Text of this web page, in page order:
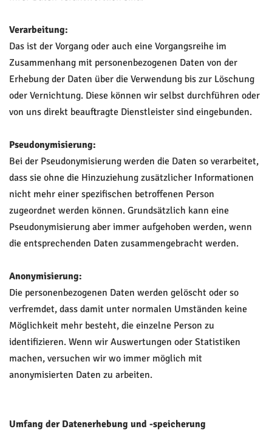
Verarbeitung:
Das ist der Vorgang oder auch eine Vorgangsreihe im
Zusammenhang mit personenbezogenen Daten von der
Erhebung der Daten über die Verwendung bis zur Löschung
oder Vernichtung. Diese können wir selbst durchführen oder
von uns direkt beauftragte Dienstleister sind eingebunden.
Pseudonymisierung:
Bei der Pseudonymisierung werden die Daten so verarbeitet,
dass sie ohne die Hinzuziehung zusätzlicher Informationen
nicht mehr einer spezifischen betroffenen Person
zugeordnet werden können. Grundsätzlich kann eine
Pseudonymisierung aber immer aufgehoben werden, wenn
die entsprechenden Daten zusammengebracht werden.
Anonymisierung:
Die personenbezogenen Daten werden gelöscht oder so
verfremdet, dass damit unter normalen Umständen keine
Möglichkeit mehr besteht, die einzelne Person zu
identifizieren. Wenn wir Auswertungen oder Statistiken
machen, versuchen wir wo immer möglich mit
anonymisierten Daten zu arbeiten.
Umfang der Datenerhebung und -speicherung